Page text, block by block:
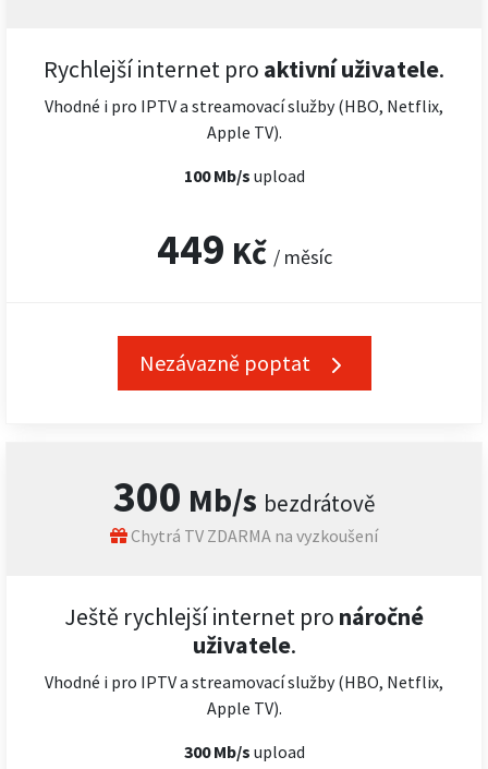
Rychlejší internet pro aktivní uživatele.
Vhodné i pro IPTV a streamovací služby (HBO, Netflix,
Apple TV).
100 Mb/s upload
449 Kč / měsíc
Nezávazně poptat
300 Mb/s bezdrátově
Chytrá TV ZDARMA na vyzkoušení
Ještě rychlejší internet pro náročné
uživatele.
Vhodné i pro IPTV a streamovací služby (HBO, Netflix,
Apple TV).
300 Mb/s upload